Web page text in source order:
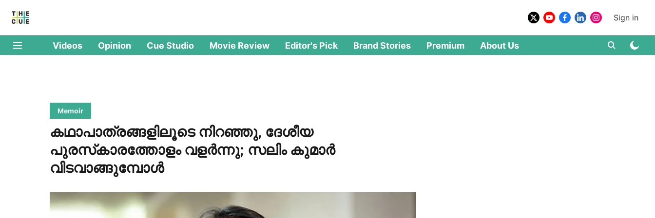
Sign in
Videos Opinion Cue Studio Movie Review Editor's Pick Brand Stories Premium About Us
Memoir
കഥാപാത്രങ്ങളിലൂടെ നിറഞ്ഞു, ദേശീയ
പുരസ്‌കാരത്തോളം വളര്‍ന്നു; സലിം കുമാര്‍
വിടവാങ്ങുമ്പോള്‍